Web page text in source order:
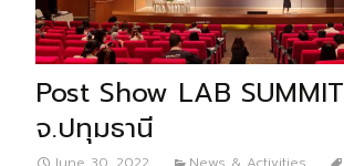
Post Show LAB SUMMIT
จ.ปทุมธานี